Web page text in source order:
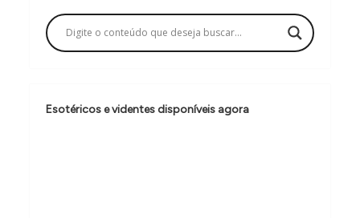
a
ç
o
d
Esotéricos e videntes disponíveis agora